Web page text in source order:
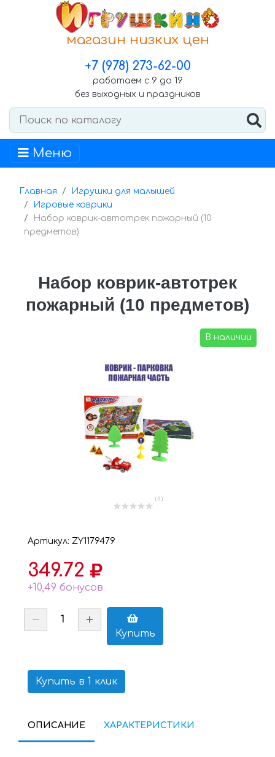
магазин низких цен
+7 (978) 273-62-00
работаем с 9 до 19
без выходных и праздников
Меню
Главная
Игрушки для малышей
Игровые коврики
Набор коврик-автотрек пожарный (10
предметов)
Набор коврик-автотрек
пожарный (10 предметов)
В наличии
( 0 )
Артикул: ZY1179479
349.72
+10,49 бонусов
Купить
Купить в 1 клик
ОПИСАНИЕ ХАРАКТЕРИСТИКИ